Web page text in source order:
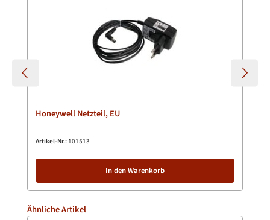
Honeywell Netzteil, EU
Artikel-Nr.: 101513
In den Warenkorb
Produktgalerie überspringen
Ähnliche Artikel